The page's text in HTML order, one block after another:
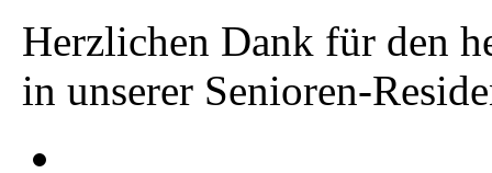
Herzlichen Dank für den
in unserer Senioren-